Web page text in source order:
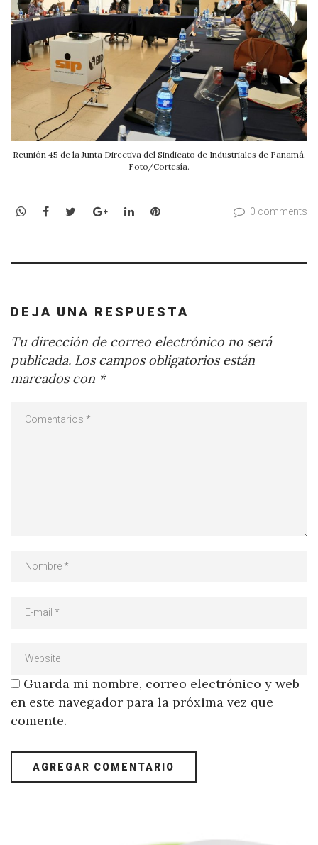
Reunión 45 de la Junta Directiva del Sindicato de Industriales de Panamá.
Foto/Cortesía.
WhatsApp
Facebook
TwitterGoogle+LinkedInPinterest 0 comments
DEJA UNA RESPUESTA
Tu dirección de correo electrónico no será
publicada. Los campos obligatorios están
marcados con *
Guarda mi nombre, correo electrónico y web
en este navegador para la próxima vez que
comente.